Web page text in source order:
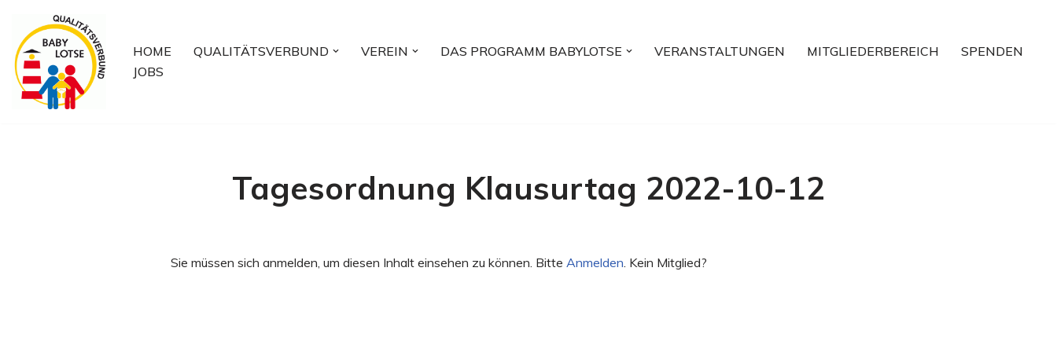
Zum
Inhalt
springen
HOME QUALITÄTSVERBUND VEREIN DAS PROGRAMM BABYLOTSE VERANSTALTUNGEN MITGLIEDERBEREICH
SPENDEN
JOBS
Tagesordnung Klausurtag 2022-10-12
Sie müssen sich anmelden, um diesen Inhalt einsehen zu können. Bitte Anmelden . Kein Mitglied?